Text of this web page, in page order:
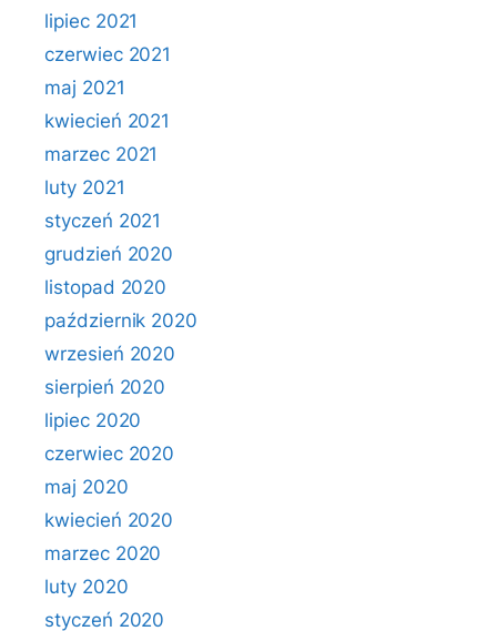
lipiec 2021
czerwiec 2021
maj 2021
kwiecień 2021
marzec 2021
luty 2021
styczeń 2021
grudzień 2020
listopad 2020
październik 2020
wrzesień 2020
sierpień 2020
lipiec 2020
czerwiec 2020
maj 2020
kwiecień 2020
marzec 2020
luty 2020
styczeń 2020